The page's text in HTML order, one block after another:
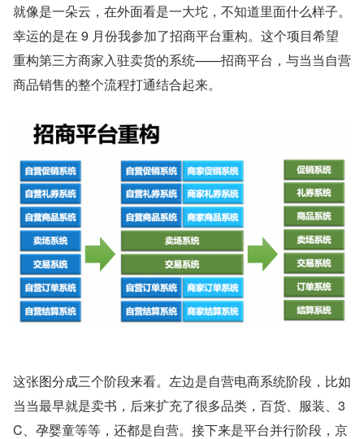
就像是一朵云，在外面看是一大坨，不知道里面什么样子。
幸运的是在 9 月份我参加了招商平台重构。这个项目希望
重构第三方商家入驻卖货的系统——招商平台，与当当自营
商品销售的整个流程打通结合起来。
这张图分成三个阶段来看。左边是自营电商系统阶段，比如
当当最早就是卖书，后来扩充了很多品类，百货、服装、3
C、孕婴童等等，还都是自营。接下来是平台并行阶段，京